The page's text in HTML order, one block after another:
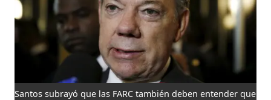
Santos subrayó que las FARC también deben entender que